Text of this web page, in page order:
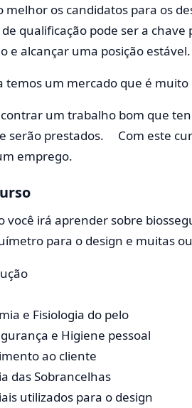
melhor os candidatos para os
qualificação pode ser a
e alcançar uma posição estável.
temos um mercado que é
um trabalho bom que
serão prestados. Com este
emprego.
você irá aprender sobre
para o design e muitas
e Fisiologia do pelo
e Higiene pessoal
ao cliente
das Sobrancelhas
utilizados para o design